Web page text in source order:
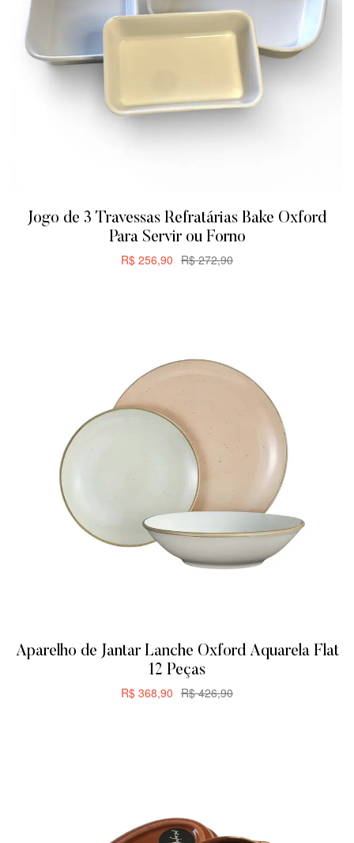
Jogo de 3 Travessas Refratárias Bake Oxford
Para Servir ou Forno
R$272,90
R$ 256,90
Aparelho de Jantar Lanche Oxford Aquarela Flat
12 Peças
R$426,90
R$ 368,90